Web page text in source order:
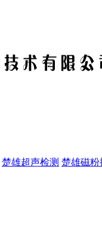
楚雄超声检测 楚雄磁粉